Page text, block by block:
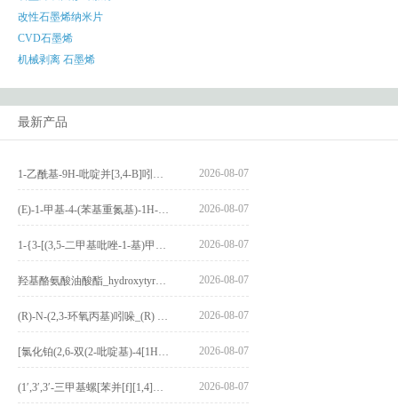
改性石墨烯纳米片
CVD石墨烯
机械剥离 石墨烯
最新产品
2026-08-07
2026-08-07
2026-08-07
2026-08-07
2026-08-07
2026-08-07
2026-08-07